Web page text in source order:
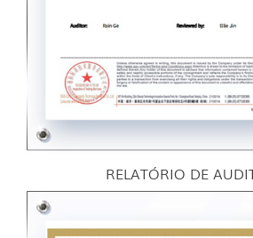
RELATÓRIO DE